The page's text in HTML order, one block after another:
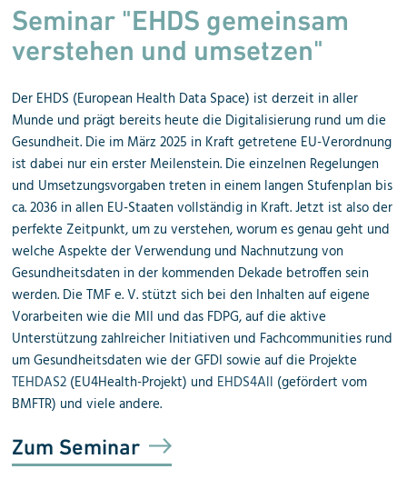
Seminar "EHDS gemeinsam
verstehen und umsetzen"
Der EHDS (European Health Data Space) ist derzeit in aller
Munde und prägt bereits heute die Digitalisierung rund um die
Gesundheit. Die im März 2025 in Kraft getretene EU-Verordnung
ist dabei nur ein erster Meilenstein. Die einzelnen Regelungen
und Umsetzungsvorgaben treten in einem langen Stufenplan bis
ca. 2036 in allen EU-Staaten vollständig in Kraft. Jetzt ist also der
perfekte Zeitpunkt, um zu verstehen, worum es genau geht und
welche Aspekte der Verwendung und Nachnutzung von
Gesundheitsdaten in der kommenden Dekade betroffen sein
werden. Die TMF e. V. stützt sich bei den Inhalten auf eigene
Vorarbeiten wie die MII und das FDPG, auf die aktive
Unterstützung zahlreicher Initiativen und Fachcommunities rund
um Gesundheitsdaten wie der GFDI sowie auf die Projekte
TEHDAS2 (EU4Health-Projekt) und EHDS4All (gefördert vom
BMFTR) und viele andere.
Zum Seminar